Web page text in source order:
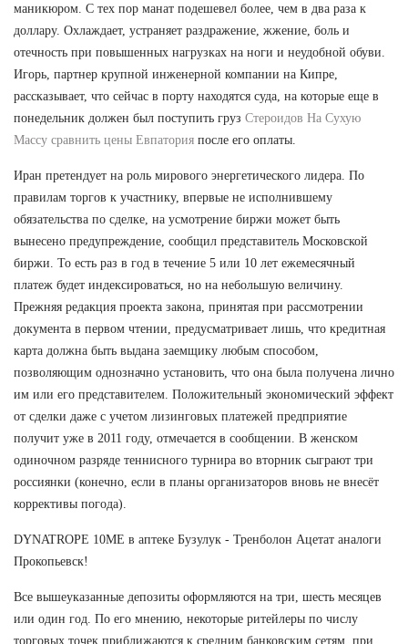
маникюром. С тех пор манат подешевел более, чем в два раза к
доллару. Охлаждает, устраняет раздражение, жжение, боль и
отечность при повышенных нагрузках на ноги и неудобной обуви.
Игорь, партнер крупной инженерной компании на Кипре,
рассказывает, что сейчас в порту находятся суда, на которые еще в
понедельник должен был поступить груз Стероидов На Сухую
Массу сравнить цены Евпатория после его оплаты.
Иран претендует на роль мирового энергетического лидера. По
правилам торгов к участнику, впервые не исполнившему
обязательства по сделке, на усмотрение биржи может быть
вынесено предупреждение, сообщил представитель Московской
биржи. То есть раз в год в течение 5 или 10 лет ежемесячный
платеж будет индексироваться, но на небольшую величину.
Прежняя редакция проекта закона, принятая при рассмотрении
документа в первом чтении, предусматривает лишь, что кредитная
карта должна быть выдана заемщику любым способом,
позволяющим однозначно установить, что она была получена лично
им или его представителем. Положительный экономический эффект
от сделки даже с учетом лизинговых платежей предприятие
получит уже в 2011 году, отмечается в сообщении. В женском
одиночном разряде теннисного турнира во вторник сыграют три
россиянки (конечно, если в планы организаторов вновь не внесёт
коррективы погода).
DYNATROPE 10ME в аптеке Бузулук - Тренболон Ацетат аналоги
Прокопьевск!
Все вышеуказанные депозиты оформляются на три, шесть месяцев
или один год. По его мнению, некоторые ритейлеры по числу
торговых точек приближаются к средним банковским сетям, при